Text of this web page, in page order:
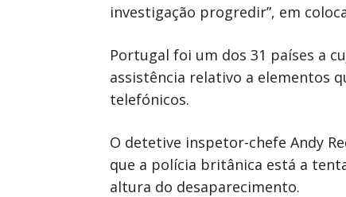
investigação progredir”, em
Portugal foi um dos 31 países a
assistência relativo a elementos
telefónicos.
O detetive inspetor-chefe Andy
que a polícia britânica está a
altura do desaparecimento.